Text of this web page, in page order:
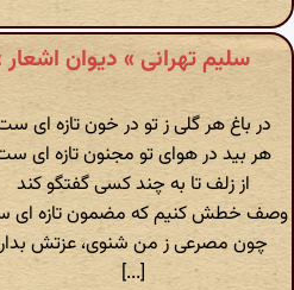
سلیم تهرانی » دیوان اشعار »
در باغ هر گلی ز تو در خون تازه ای
هر بید در هوای تو مجنون تازه ای
از زلف تا به چند کسی گفتگو کند
وصف خطش کنیم که مضمون تازه
چون مصرعی ز من شنوی، عزتش بدار
[...]